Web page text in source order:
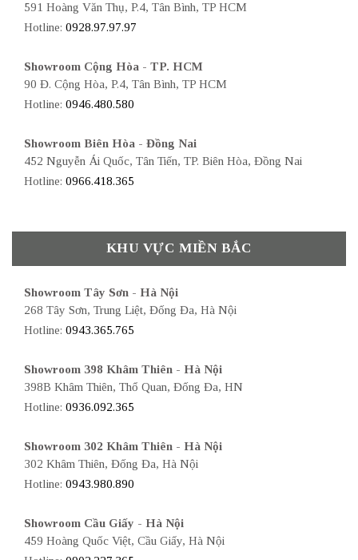
591 Hoàng Văn Thụ, P.4, Tân Bình, TP HCM
Hotline: 0928.97.97.97
Showroom Cộng Hòa - TP. HCM
90 Đ. Cộng Hòa, P.4, Tân Bình, TP HCM
Hotline: 0946.480.580
Showroom Biên Hòa - Đồng Nai
452 Nguyễn Ái Quốc, Tân Tiến, TP. Biên Hòa, Đồng Nai
Hotline: 0966.418.365
KHU VỰC MIỀN BẮC
Showroom Tây Sơn - Hà Nội
268 Tây Sơn, Trung Liệt, Đống Đa, Hà Nội
Hotline: 0943.365.765
Showroom 398 Khâm Thiên - Hà Nội
398B Khâm Thiên, Thổ Quan, Đống Đa, HN
Hotline: 0936.092.365
Showroom 302 Khâm Thiên - Hà Nội
302 Khâm Thiên, Đống Đa, Hà Nội
Hotline: 0943.980.890
Showroom Cầu Giấy - Hà Nội
459 Hoàng Quốc Việt, Cầu Giấy, Hà Nội